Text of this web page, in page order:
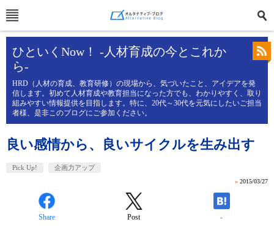
ひといくNow！ -人材育成の今とこれか
ら-
HRD（人材の育成、教育研修）の現場から、気づいたこと、アイデアを発
信します。初めて人材育成や教育担当になった方でも、わかりやすく、取り
組みやすい情報提供を目指します。特に、20代～30代を元気にしたいご担当
者様、是非このブログにご参加ください。
良い感情から、良いサイクルを生み出す
Pick Up! 企画力アップ
» 2015/03/27
Share Post -